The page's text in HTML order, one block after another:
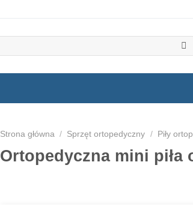
Strona główna / Sprzęt ortopedyczny / Piły
Ortopedyczna mini piła